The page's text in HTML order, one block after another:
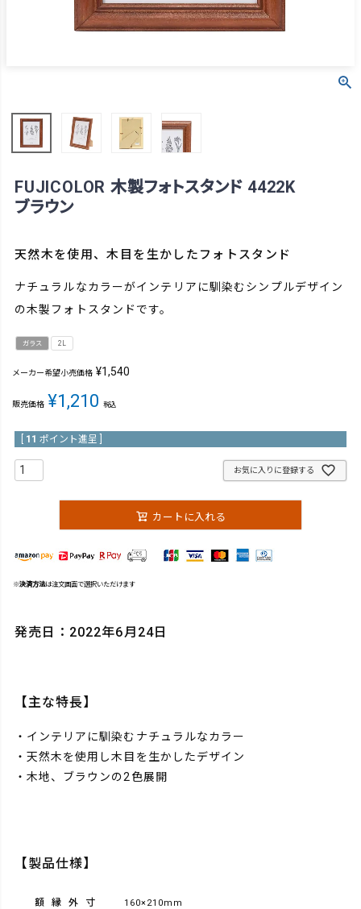
FUJICOLOR 木製フォトスタンド 4422K
ブラウン
天然木を使用、木目を生かしたフォトスタンド
ナチュラルなカラーがインテリアに馴染むシンプルデザイン
の木製フォトスタンドです。
ガラス 2L
メーカー希望小売価格 ¥1,540
販売価格 ¥1,210 税込
11 ポイント進呈 ]
お気に入りに登録する
カートに入れる
※決済方法は注文画面で選択いただけます
発売日：2022年6月24日
【主な特長】
・インテリアに馴染むナチュラルなカラー
・天然木を使用し木目を生かしたデザイン
・木地、ブラウンの2色展開
【製品仕様】
額縁外寸 160×210mm